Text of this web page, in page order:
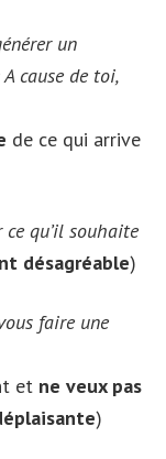
un
cause de toi,
de ce qui arrive
qu’il souhaite
désagréable)
faire une
et ne veux pas
)